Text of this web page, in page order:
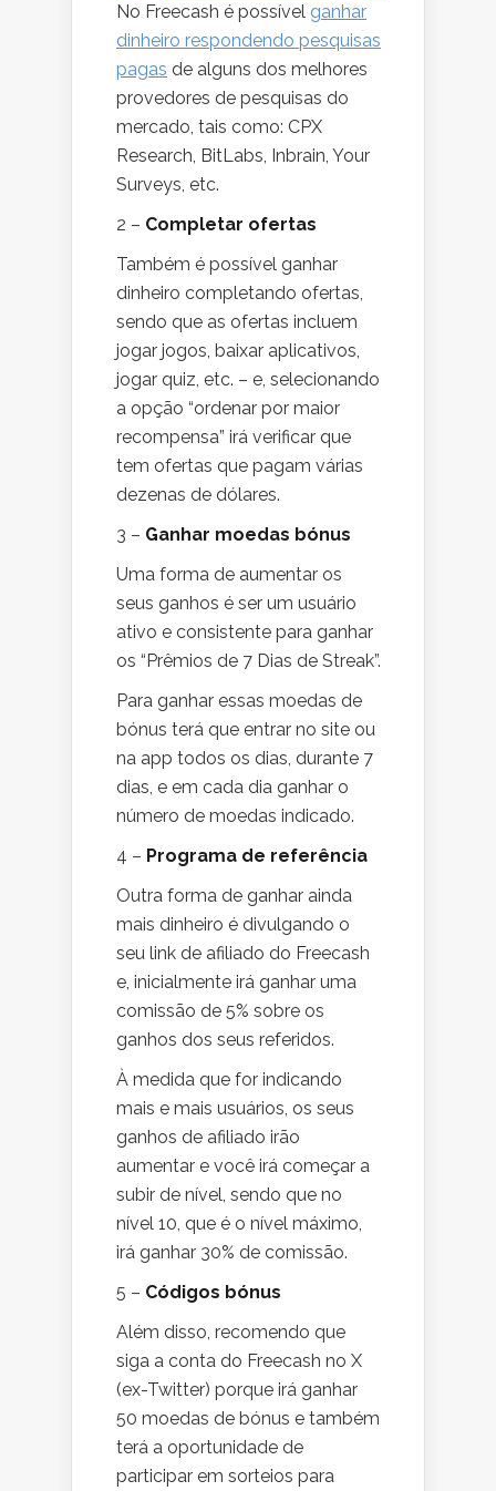
No Freecash é possível ganhar
dinheiro respondendo pesquisas
pagas de alguns dos melhores
provedores de pesquisas do
mercado, tais como: CPX
Research, BitLabs, Inbrain, Your
Surveys, etc.
2 – Completar ofertas
Também é possível ganhar
dinheiro completando ofertas,
sendo que as ofertas incluem
jogar jogos, baixar aplicativos,
jogar quiz, etc. – e, selecionando
a opção “ordenar por maior
recompensa” irá verificar que
tem ofertas que pagam várias
dezenas de dólares.
3 – Ganhar moedas bónus
Uma forma de aumentar os
seus ganhos é ser um usuário
ativo e consistente para ganhar
os “Prêmios de 7 Dias de Streak”.
Para ganhar essas moedas de
bónus terá que entrar no site ou
na app todos os dias, durante 7
dias, e em cada dia ganhar o
número de moedas indicado.
4 – Programa de referência
Outra forma de ganhar ainda
mais dinheiro é divulgando o
seu link de afiliado do Freecash
e, inicialmente irá ganhar uma
comissão de 5% sobre os
ganhos dos seus referidos.
À medida que for indicando
mais e mais usuários, os seus
ganhos de afiliado irão
aumentar e você irá começar a
subir de nível, sendo que no
nível 10, que é o nível máximo,
irá ganhar 30% de comissão.
5 – Códigos bónus
Além disso, recomendo que
siga a conta do Freecash no X
(ex-Twitter) porque irá ganhar
50 moedas de bónus e também
terá a oportunidade de
participar em sorteios para